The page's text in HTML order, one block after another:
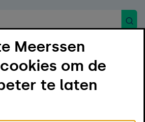
Meerssen
om de
te laten